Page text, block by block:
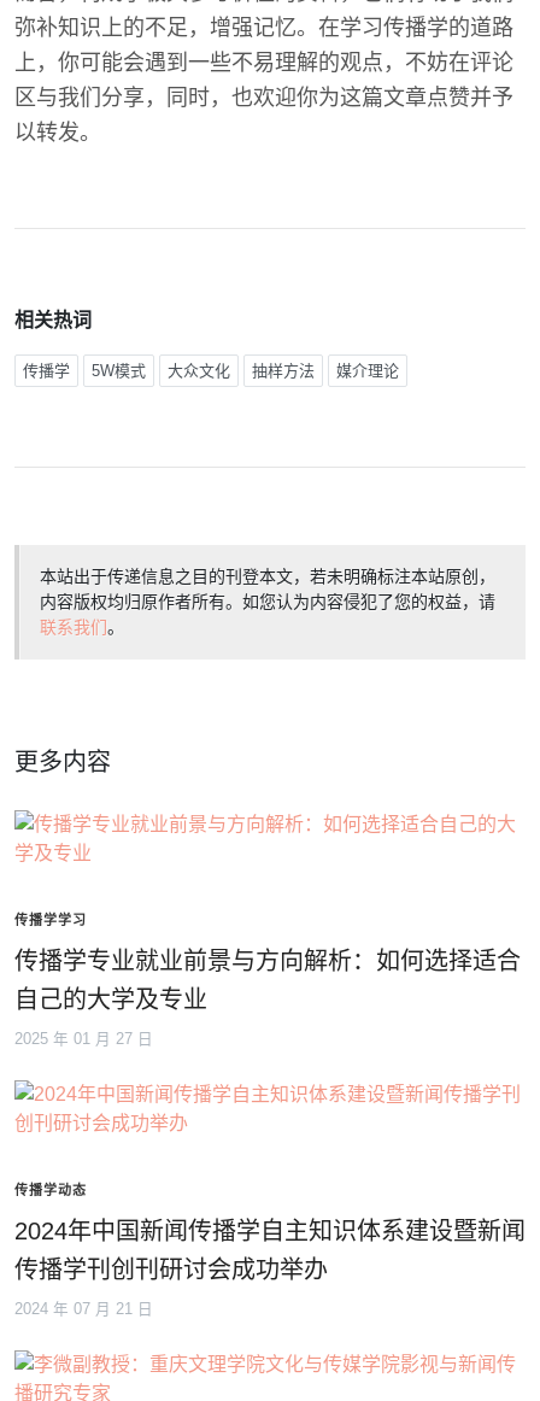
弥补知识上的不足，增强记忆。在学习传播学的道路
上，你可能会遇到一些不易理解的观点，不妨在评论
区与我们分享，同时，也欢迎你为这篇文章点赞并予
以转发。
相关热词
传播学 5W模式 大众文化 抽样方法 媒介理论
本站出于传递信息之目的刊登本文，若未明确标注本站原创，
内容版权均归原作者所有。如您认为内容侵犯了您的权益，请
联系我们。
更多内容
传播学学习
传播学专业就业前景与方向解析：如何选择适合
自己的大学及专业
2025 年 01 月 27 日
传播学动态
2024年中国新闻传播学自主知识体系建设暨新闻
传播学刊创刊研讨会成功举办
2024 年 07 月 21 日